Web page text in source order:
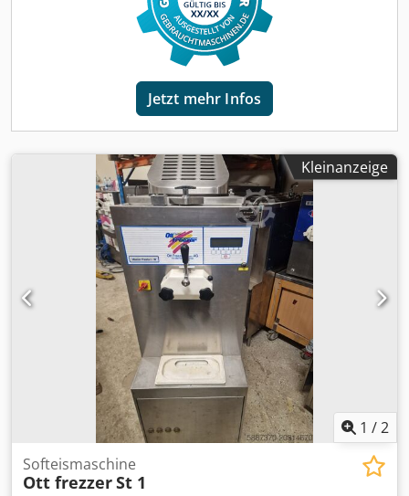
Jetzt mehr Infos
Kleinanzeige
1 /2
Softeismaschine
Ott frezzerSt 1